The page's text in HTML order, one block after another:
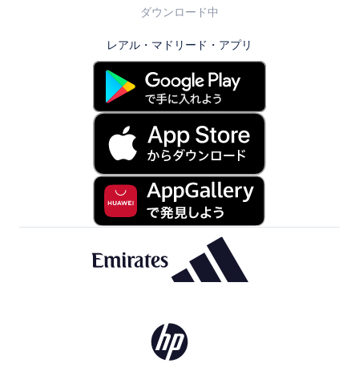
ダウンロード中
レアル・マドリード・アプリ